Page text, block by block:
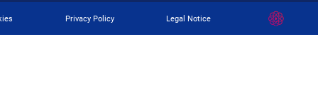
Privacy Policy Legal Notice
Developed
By